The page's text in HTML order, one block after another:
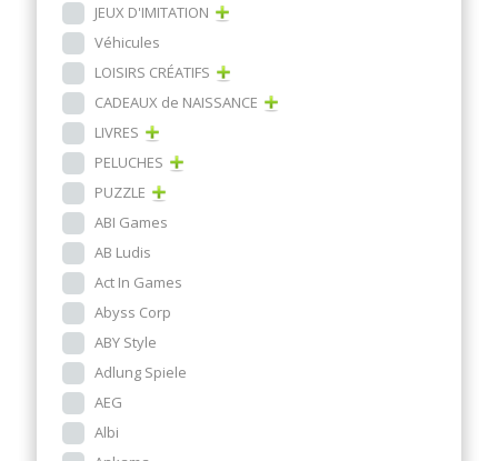
JEUX D'IMITATION
Véhicules
LOISIRS CRÉATIFS
CADEAUX de NAISSANCE
LIVRES
PELUCHES
PUZZLE
ABI Games
AB Ludis
Act In Games
Abyss Corp
ABY Style
Adlung Spiele
AEG
Albi